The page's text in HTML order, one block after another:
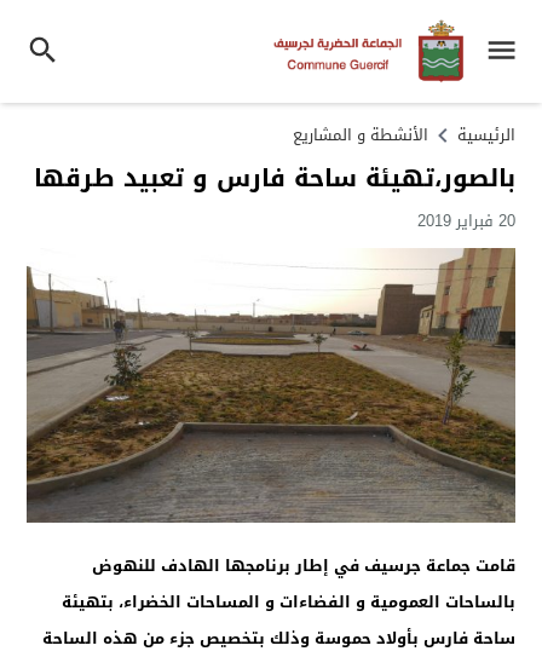
الرئيسية الأنشطة و المشاريع
بالصور،تهيئة ساحة فارس و تعبيد طرقها
20 فبراير 2019
قامت جماعة جرسيف في إطار برنامجها الهادف للنهوض
بالساحات العمومية و الفضاءات و المساحات الخضراء، بتهيئة
ساحة فارس بأولاد حموسة وذلك بتخصيص جزء من هذه الساحة